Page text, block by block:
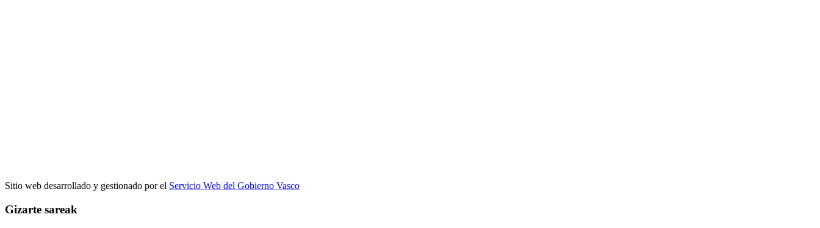
Sitio web desarrollado y gestionado por el Servicio Web del Gobierno Vasco
Gizarte sareak